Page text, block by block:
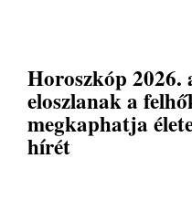
Horoszkóp 2026.
eloszlanak a
megkaphatja
hírét